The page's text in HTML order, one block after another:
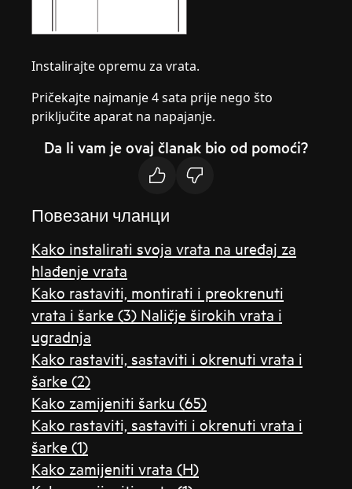
Instalirajte opremu za vrata.
Pričekajte najmanje 4 sata prije nego što
priključite aparat na napajanje.
Da li vam je ovaj članak bio od pomoći?
Повезани чланци
Kako instalirati svoja vrata na uređaj za
hlađenje vrata
Kako rastaviti, montirati i preokrenuti
vrata i šarke (3) Naličje širokih vrata i
ugradnja
Kako rastaviti, sastaviti i okrenuti vrata i
šarke (2)
Kako zamijeniti šarku (65)
Kako rastaviti, sastaviti i okrenuti vrata i
šarke (1)
Kako zamijeniti vrata (H)